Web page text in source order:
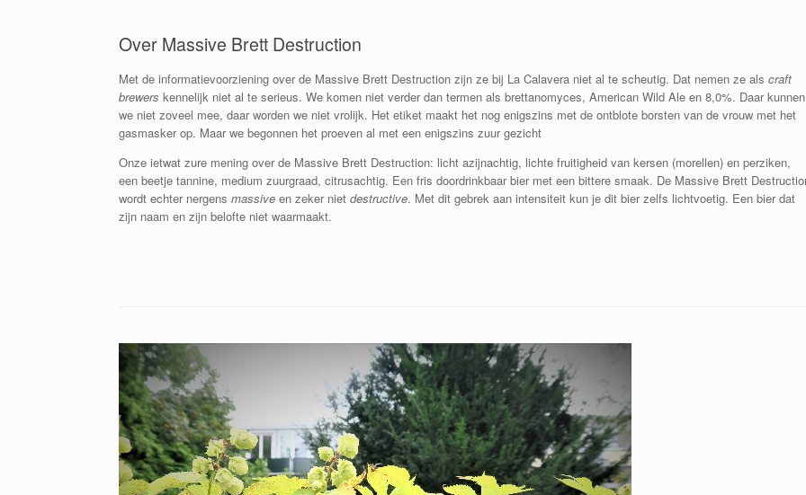
Over Massive Brett Destruction
Met de informatievoorziening over de Massive Brett Destruction zijn ze bij La Calavera niet al te scheutig. Dat nemen ze als craft
brewers kennelijk niet al te serieus. We komen niet verder dan termen als brettanomyces, American Wild Ale en 8,0%. Daar kunnen
we niet zoveel mee, daar worden we niet vrolijk. Het etiket maakt het nog enigszins met de ontblote borsten van de vrouw met het
gasmasker op. Maar we begonnen het proeven al met een enigszins zuur gezicht
Onze ietwat zure mening over de Massive Brett Destruction: licht azijnachtig, lichte fruitigheid van kersen (morellen) en perziken,
een beetje tannine, medium zuurgraad, citrusachtig. Een fris doordrinkbaar bier met een bittere smaak. De Massive Brett
wordt echter nergens massive en zeker niet destructive. Met dit gebrek aan intensiteit kun je dit bier zelfs lichtvoetig. Een bier dat
zijn naam en zijn belofte niet waarmaakt.